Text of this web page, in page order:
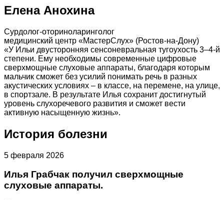
Елена Анохина
Сурдолог-оториноларинголог
медицинский центр «МастерСлух» (Ростов-на-Дону)
«У Ильи двусторонняя сенсоневральная тугоухость 3–4-й
степени. Ему необходимы современные цифровые
сверхмощные слуховые аппараты, благодаря которым
мальчик сможет без усилий понимать речь в разных
акустических условиях – в классе, на перемене, на улице,
в спортзале. В результате Илья сохранит достигнутый
уровень слухоречевого развития и сможет вести
активную насыщенную жизнь».
История болезни
5 февраля 2026
Илья Грабчак получил сверхмощные
слуховые аппараты.